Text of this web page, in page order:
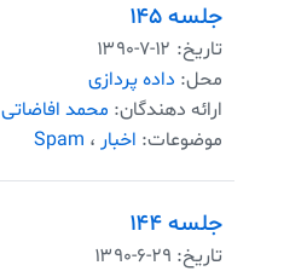
جلسه ۱۴۵
تاریخ: ۱۳۹۰-۷-۱۲
محل: داده پردازی
ارائه دهندگان: محمد افاضاتی
موضوعات: اخبار ، Spam
جلسه ۱۴۴
تاریخ: ۱۳۹۰-۶-۲۹